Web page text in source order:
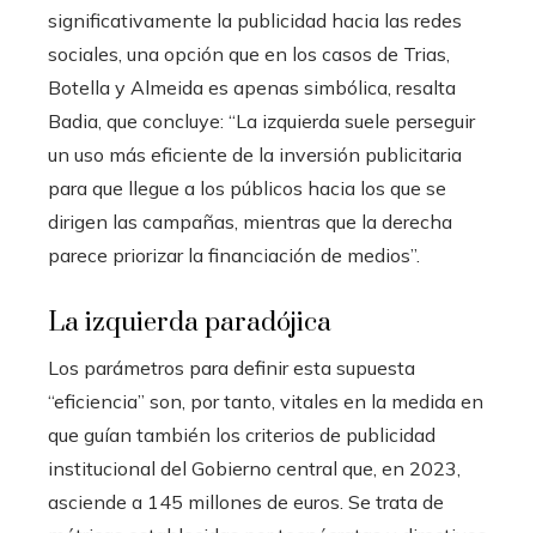
significativamente la publicidad hacia las redes
sociales, una opción que en los casos de Trias,
Botella y Almeida es apenas simbólica, resalta
Badia, que concluye: “La izquierda suele perseguir
un uso más eficiente de la inversión publicitaria
para que llegue a los públicos hacia los que se
dirigen las campañas, mientras que la derecha
parece priorizar la financiación de medios”.
La izquierda paradójica
Los parámetros para definir esta supuesta
“eficiencia” son, por tanto, vitales en la medida en
que guían también los criterios de publicidad
institucional del Gobierno central que, en 2023,
asciende a 145 millones de euros. Se trata de